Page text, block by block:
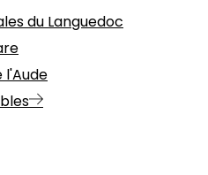
du Languedoc
l'Aude